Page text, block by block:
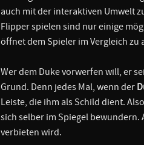
auch mit der interaktiven Umwelt
Flipper spielen sind nur einige
öffnet dem Spieler im Vergleich
Wer dem Duke vorwerfen will, er
Grund. Denn jedes Mal, wenn der
Leiste, die ihm als Schild dient.
sich selber im Spiegel
verbieten wird.